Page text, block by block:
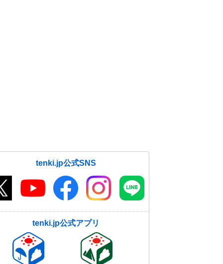
tenki.jp公式SNS
tenki.jp公式アプリ